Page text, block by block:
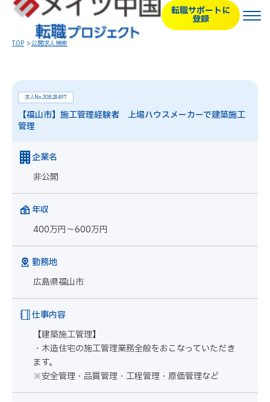
転職サポートに
登録
TOP 公開求人検索
求人No.JOB28497
【福山市】施工管理経験者 上場ハウスメーカーで建築施工
管理
企業名
非公開
年収
400万円～600万円
勤務地
広島県福山市
仕事内容
【建築施工管理】
・木造住宅の施工管理業務全般をおこなっていただき
ます。
※安全管理・品質管理・工程管理・原価管理など